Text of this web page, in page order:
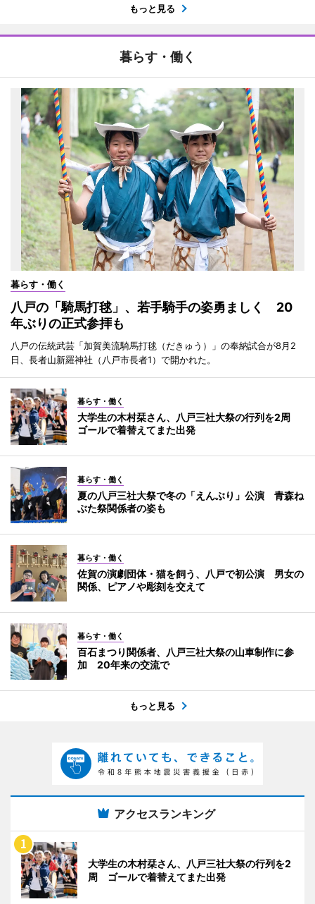
もっと見る
暮らす・働く
暮らす・働く
八戸の「騎馬打毬」、若手騎手の姿勇ましく 20
年ぶりの正式参拝も
八戸の伝統武芸「加賀美流騎馬打毬（だきゅう）」の奉納試合が8月2
日、長者山新羅神社（八戸市長者1）で開かれた。
暮らす・働く
大学生の木村栞さん、八戸三社大祭の行列を2周
ゴールで着替えてまた出発
暮らす・働く
夏の八戸三社大祭で冬の「えんぶり」公演 青森ね
ぶた祭関係者の姿も
暮らす・働く
佐賀の演劇団体・猫を飼う、八戸で初公演 男女の
関係、ピアノや彫刻を交えて
暮らす・働く
百石まつり関係者、八戸三社大祭の山車制作に参
加 20年来の交流で
もっと見る
アクセスランキング
大学生の木村栞さん、八戸三社大祭の行列を2
周 ゴールで着替えてまた出発